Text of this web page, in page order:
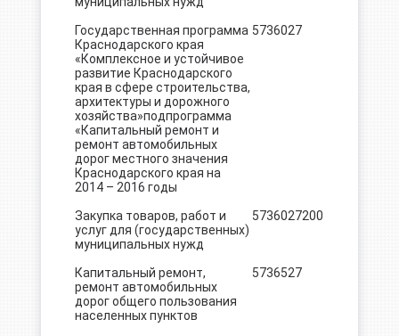
Государственная программа
Краснодарского края
«Комплексное и устойчивое
развитие Краснодарского
края в сфере строительства,
архитектуры и дорожного
хозяйства»подпрограмма
«Капитальный ремонт и
ремонт автомобильных
дорог местного значения
Краснодарского края на
2014 – 2016 годы
5736027
Закупка товаров, работ и
услуг для (государственных)
муниципальных нужд
5736027200
Капитальный ремонт,
ремонт автомобильных
дорог общего пользования
населенных пунктов
5736527